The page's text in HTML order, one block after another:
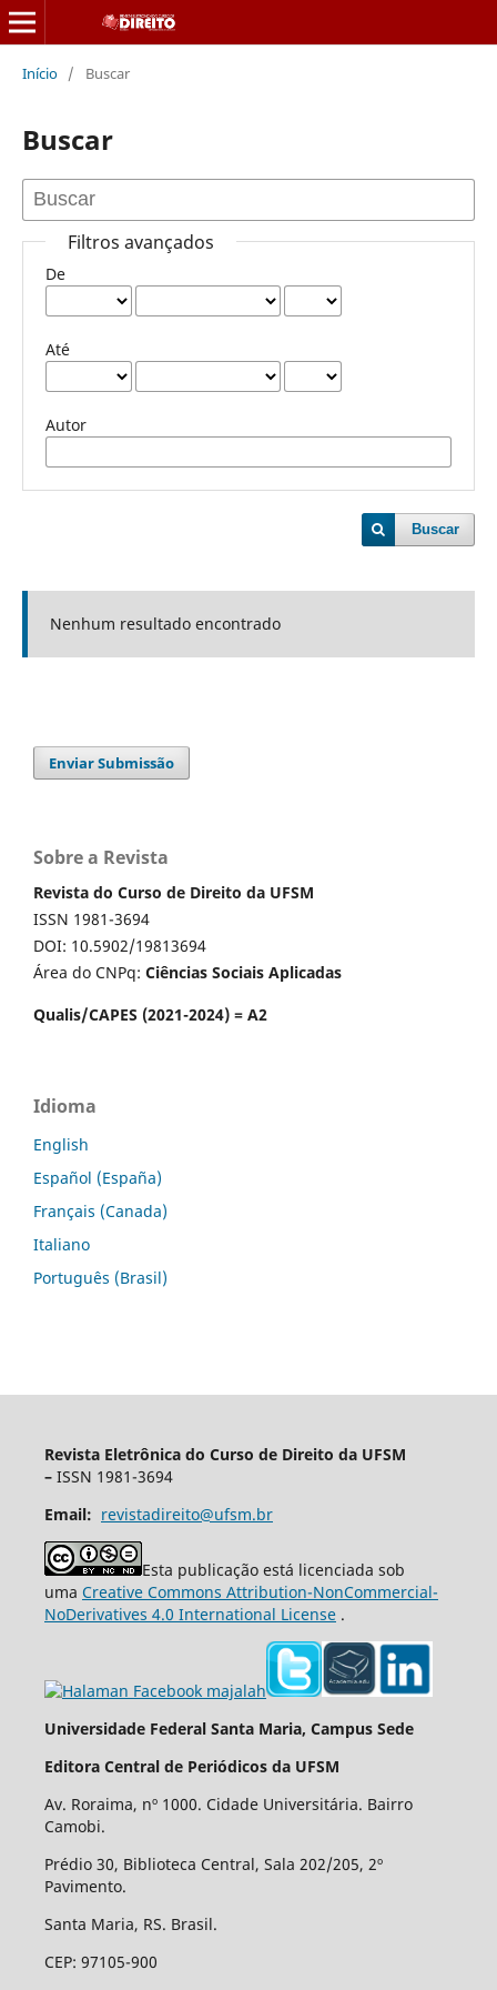
Início / Buscar
Buscar
Filtros avançados
De
Até
Autor
Buscar
Nenhum resultado encontrado
Enviar Submissão
Sobre a Revista
Revista do Curso de Direito da UFSM
ISSN 1981-3694
DOI: 10.5902/19813694
Área do CNPq: Ciências Sociais Aplicadas
Qualis/CAPES (2021-2024) = A2
Idioma
English
Español (España)
Français (Canada)
Italiano
Português (Brasil)
Revista Eletrônica do Curso de Direito da UFSM
–ISSN 1981-3694
Email: revistadireito@ufsm.br
Esta publicação está licenciada sob
uma Creative Commons Attribution-NonCommercial-
NoDerivatives 4.0 International License.
Universidade Federal Santa Maria, Campus Sede
Editora Central de Periódicos da UFSM
Av. Roraima, nº 1000. Cidade Universitária. Bairro
Camobi.
Prédio 30, Biblioteca Central, Sala 202/205, 2º
Pavimento.
Santa Maria, RS. Brasil.
CEP: 97105-900